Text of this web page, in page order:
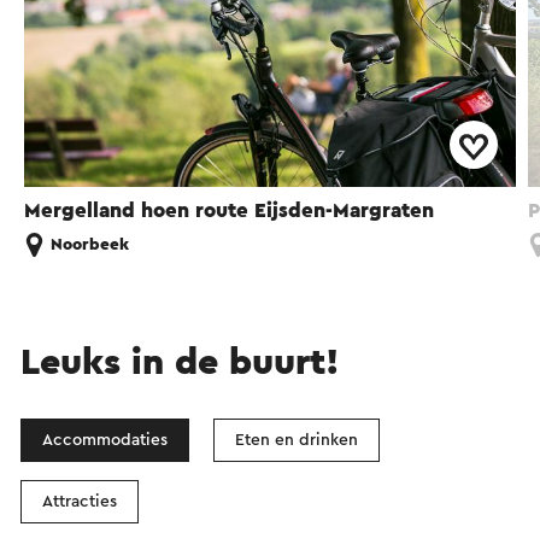
Mergelland hoen route Eijsden-Margraten
Noorbeek
Leuks in de buurt!
Accommodaties Eten en drinken
Attracties